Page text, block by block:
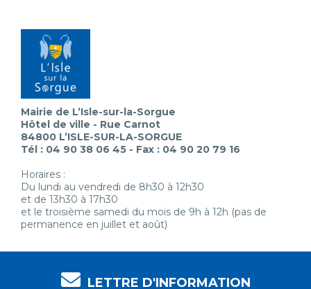
Mairie de L’Isle-sur-la-Sorgue
Hôtel de ville - Rue Carnot
84800 L’ISLE-SUR-LA-SORGUE
Tél : 04 90 38 06 45 - Fax : 04 90 20 79 16
Horaires :
Du lundi au vendredi de 8h30 à 12h30
et de 13h30 à 17h30
et le troisième samedi du mois de 9h à 12h (pas de
permanence en juillet et août)
LETTRE D'INFORMATION